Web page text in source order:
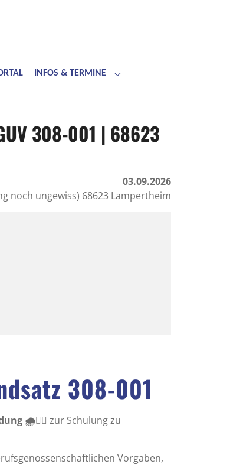
INFOS & TERMINE
Submenu for "Infos & Termine"
308-001 | 68623
03.09.2026
noch ungewiss) 68623 Lampertheim
308-001
🌧️👷‍♂️ zur Schulung zu
Vorgaben,